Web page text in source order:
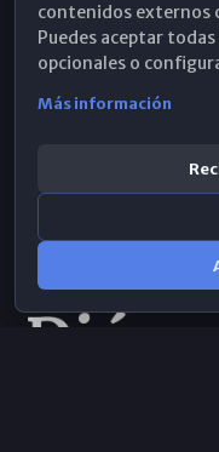
WhatsApp
contenidos externos
Puedes aceptar
opcionales o
Más información